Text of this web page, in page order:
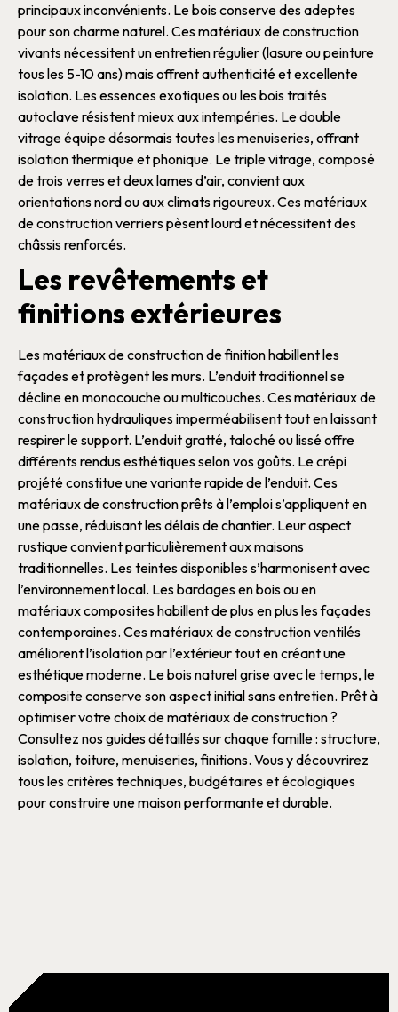
principaux inconvénients. Leboisconserve des adeptes
pour son charme naturel. Cesmatériaux de construction
vivants nécessitent un entretien régulier (lasure ou peinture
tous les 5-10 ans) mais offrent authenticité et excellente
isolation. Les essences exotiques ou lesboistraités
autoclave résistent mieux aux intempéries. Ledouble
vitrageéquipe désormais toutes lesmenuiseries, offrant
isolation thermiqueetphonique. Letriple vitrage, composé
de trois verres et deux lames d’air, convient aux
orientations nord ou aux climats rigoureux. Cesmatériaux
de constructionverriers pèsent lourd et nécessitent des
châssisrenforcés.
Les revêtements et
finitions extérieures
Lesmatériaux de constructionde finition habillent les
façadeset protègent lesmurs. L’enduittraditionnel se
décline en monocouche ou multicouches. Cesmatériaux de
constructionhydrauliques imperméabilisent tout en laissant
respirer le support. L’enduitgratté, taloché ou lissé offre
différents rendus esthétiques selon vos goûts. Lecrépi
projété constitue une variante rapide de l’enduit. Ces
matériaux de constructionprêts à l’emploi s’appliquent en
une passe, réduisant les délais dechantier. Leur aspect
rustique convient particulièrement auxmaisons
traditionnelles. Les teintes disponibles s’harmonisent avec
l’environnement local. Les bardages enboisou en
matériaux composites habillent de plus en plus lesfaçades
contemporaines. Cesmatériaux de constructionventilés
améliorent l’isolationpar l’extérieur tout en créant une
esthétique moderne. Leboisnaturel grise avec le temps, le
composite conserve son aspect initial sans entretien. Prêt à
optimiser votre choix dematériaux de construction?
Consultez nos guides détaillés sur chaque famille : structure,
isolation, toiture, menuiseries, finitions. Vous y découvrirez
tous les critères techniques, budgétaireset écologiques
pour construire unemaisonperformante et durable.